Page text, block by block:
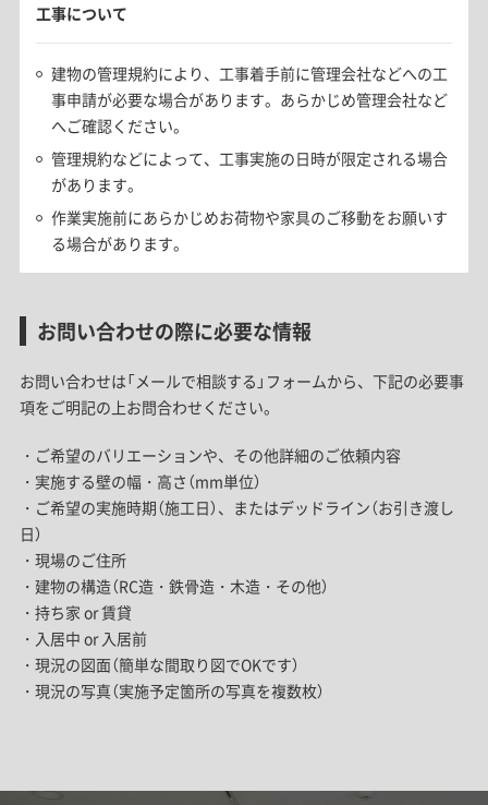
工事について
建物の管理規約により、工事着手前に管理会社などへの工
事申請が必要な場合があります。あらかじめ管理会社など
へご確認ください。
管理規約などによって、工事実施の日時が限定される場合
があります。
作業実施前にあらかじめお荷物や家具のご移動をお願いす
る場合があります。
お問い合わせの際に必要な情報
お問い合わせは「メールで相談する」フォームから、下記の必要事
項をご明記の上お問合わせください。
・ご希望のバリエーションや、その他詳細のご依頼内容
・実施する壁の幅・高さ（mm単位）
・ご希望の実施時期（施工日）、またはデッドライン（お引き渡し
日）
・現場のご住所
・建物の構造（RC造・鉄骨造・木造・その他）
・持ち家 or 賃貸
・入居中 or 入居前
・現況の図面（簡単な間取り図でOKです）
・現況の写真（実施予定箇所の写真を複数枚）